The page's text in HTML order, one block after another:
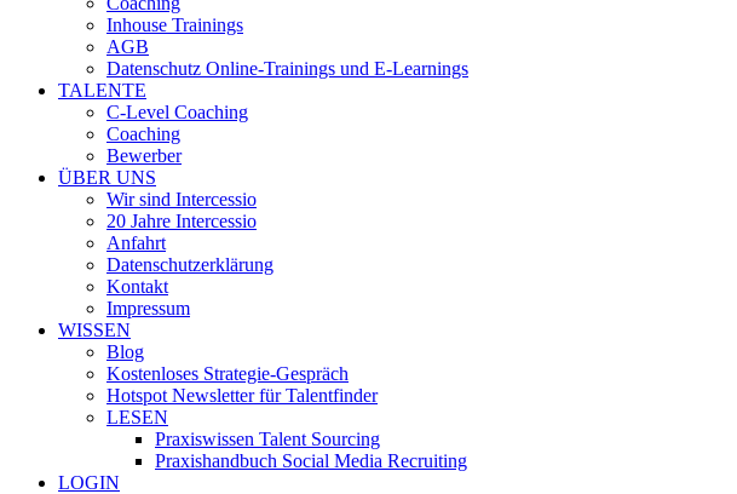
Inhouse Trainings
AGB
Datenschutz Online-Trainings und E-Learnings
TALENTE
C-Level Coaching
Coaching
Bewerber
ÜBER UNS
Wir sind Intercessio
20 Jahre Intercessio
Anfahrt
Datenschutzerklärung
Kontakt
Impressum
WISSEN
Blog
Kostenloses Strategie-Gespräch
Hotspot Newsletter für Talentfinder
LESEN
Praxiswissen Talent Sourcing
Praxishandbuch Social Media Recruiting
LOGIN